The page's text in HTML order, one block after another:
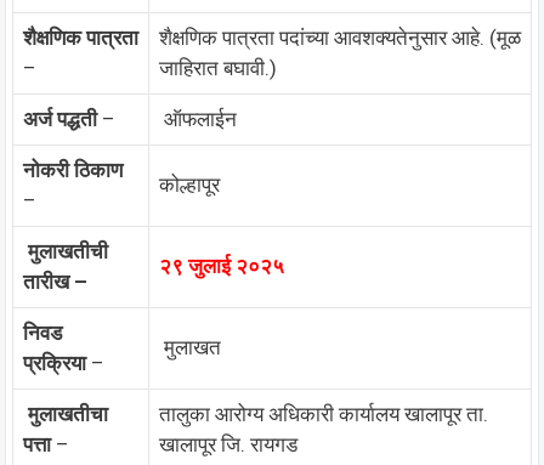
शैक्षणिक पात्रता
–
शैक्षणिक पात्रता पदांच्या आवशक्यतेनुसार आहे. (मूळ
जाहिरात बघावी.)
अर्ज पद्धती– ऑफलाईन
नोकरी ठिकाण
–
कोल्हापूर
मुलाखतीची
तारीख –
२९ जुलाई २०२५
निवड
प्रक्रिया–
मुलाखत
मुलाखतीचा
पत्ता–
तालुका आरोग्य अधिकारी कार्यालय खालापूर ता.
खालापूर जि. रायगड